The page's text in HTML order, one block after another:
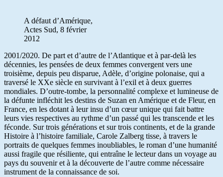
A défaut d’Amérique,
Actes Sud, 8 février
2012
2001/2020. De part et d’autre de l’Atlantique et à par-delà les
décennies, les pensées de deux femmes convergent vers une
troisième, depuis peu disparue, Adèle, d’origine polonaise, qui a
traversé le XXe siècle en survivant à l’exil et à deux guerres
mondiales. D’outre-tombe, la personnalité complexe et lumineuse de
la défunte infléchit les destins de Suzan en Amérique et de Fleur, en
France, en les dotant à leur insu d’un cœur unique qui fait battre
leurs vies respectives au rythme d’un passé qui les transcende et les
féconde. Sur trois générations et sur trois continents, et de la grande
Histoire à l’histoire familiale, Carole Zalberg tisse, à travers le
portraits de quelques femmes inoubliables, le roman d’une humanité
aussi fragile que résiliente, qui entraîne le lecteur dans un voyage au
pays du souvenir et à la découverte de l’autre comme nécessaire
instrument de la connaissance de soi.